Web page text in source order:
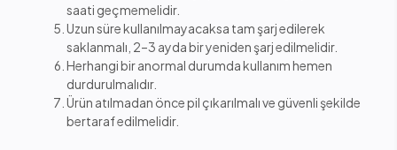
saati geçmemelidir.
Uzun süre kullanılmayacaksa tam şarj edilerek
saklanmalı, 2–3 ayda bir yeniden şarj edilmelidir.
Herhangi bir anormal durumda kullanım hemen
durdurulmalıdır.
Ürün atılmadan önce pil çıkarılmalı ve güvenli şekilde
bertaraf edilmelidir.